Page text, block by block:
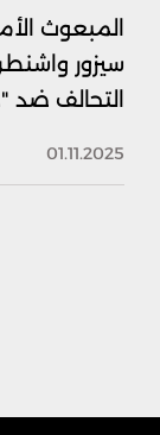
المبعوث
سيزور
التحالف
01.11.2025